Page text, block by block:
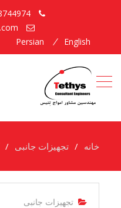
English
Persian
خانه تجهیزات جانبی
تجهیزات جانبی